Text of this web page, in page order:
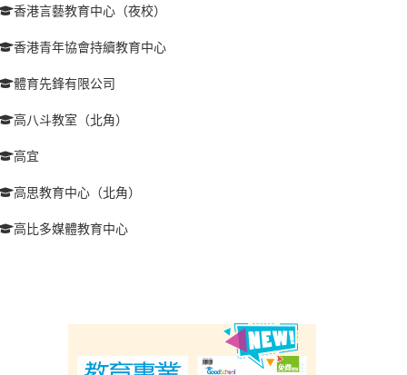
香港言藝教育中心（夜校）
香港青年協會持續教育中心
體育先鋒有限公司
高八斗教室（北角）
高宜
高思教育中心（北角）
高比多媒體教育中心